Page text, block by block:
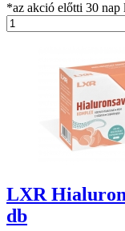
*az akció előtti 30 nap
LXR
db